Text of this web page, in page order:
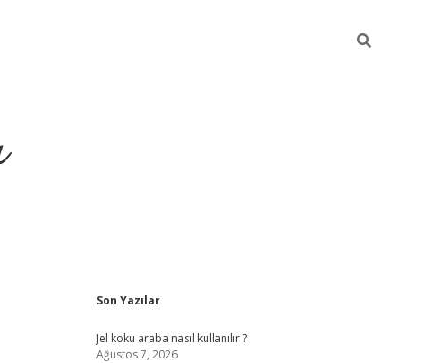
Sidebar
Son Yazılar
Jel koku araba nasıl kullanılır ?
Ağustos 7, 2026